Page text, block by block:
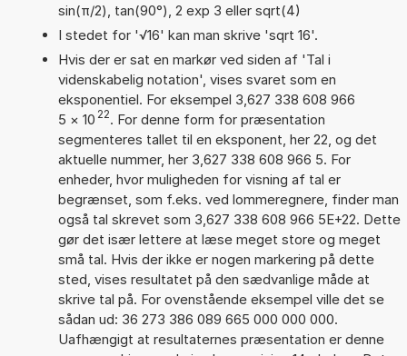
sin(π/2), tan(90°), 2 exp 3 eller sqrt(4)
I stedet for '√16' kan man skrive 'sqrt 16'.
Hvis der er sat en markør ved siden af 'Tal i
videnskabelig notation', vises svaret som en
eksponentiel. For eksempel 3,627 338 608 966
5 × 10 22. For denne form for præsentation
segmenteres tallet til en eksponent, her 22, og det
aktuelle nummer, her 3,627 338 608 966 5. For
enheder, hvor muligheden for visning af tal er
begrænset, som f.eks. ved lommeregnere, finder man
også tal skrevet som 3,627 338 608 966 5E+22. Dette
gør det især lettere at læse meget store og meget
små tal. Hvis der ikke er nogen markering på dette
sted, vises resultatet på den sædvanlige måde at
skrive tal på. For ovenstående eksempel ville det se
sådan ud: 36 273 386 089 665 000 000 000.
Uafhængigt at resultaternes præsentation er denne